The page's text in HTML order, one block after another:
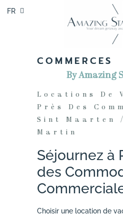
FR
EN
COMMERCES
By Amazing
Locations De
Près Des
Sint Maarten
Martin
Séjournez à
des
Choisir une location de